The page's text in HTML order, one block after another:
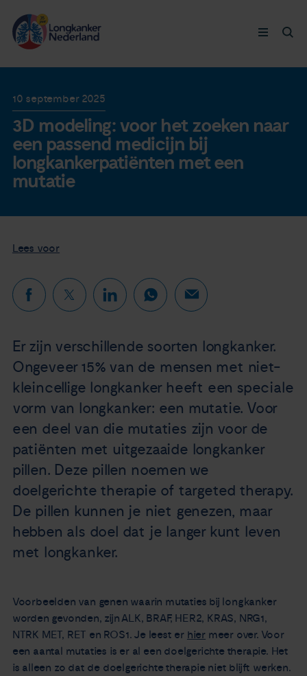
Doneer nu
Agenda
Over ons
Zorgverleners
Contact
Longkanker
Leven met
Ervaringen
Thymuskankers
Steun ons
10 september 2025
3D modeling: voor het zoeken naar
een passend medicijn bij
longkankerpatiënten met een
mutatie
Lees voor
Er zijn verschillende soorten longkanker.
Ongeveer 15% van de mensen met niet-
kleincellige longkanker heeft een speciale
vorm van longkanker: een mutatie. Voor
een deel van die mutaties zijn voor de
patiënten met uitgezaaide longkanker
pillen. Deze pillen noemen we
doelgerichte therapie of targeted therapy.
De pillen kunnen je niet genezen, maar
hebben als doel dat je langer kunt leven
met longkanker.
Voorbeelden van genen waarin mutaties bij longkanker
worden gevonden, zijn ALK, BRAF, HER2, KRAS, NRG1,
NTRK MET, RET en ROS1. Je leest er hier meer over. Voor
een aantal mutaties is er al een doelgerichte therapie. Het
is alleen zo dat de doelgerichte therapie niet blijft werken.